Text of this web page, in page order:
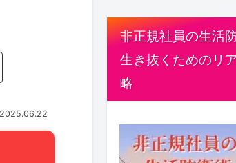
2025.06.22
非正規社員の生活
生き抜くためのリ
略